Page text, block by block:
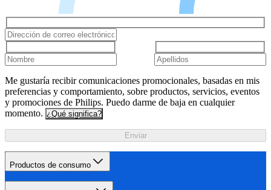
Me gustaría recibir comunicaciones promocionales, basadas en mis
preferencias y comportamiento, sobre productos, servicios, eventos
y promociones de Philips. Puedo darme de baja en cualquier
momento. ¿Qué significa?
Enviar
Productos de consumo